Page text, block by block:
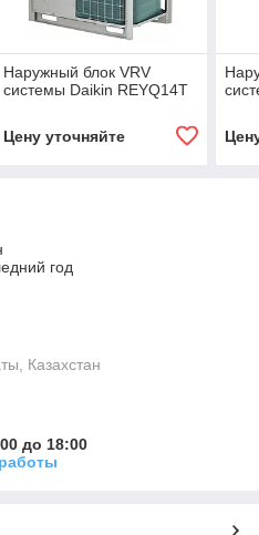
Наружный блок VRV
системы Daikin REYQ14T
Цену уточняйте
год
Казахстан
до 18:00